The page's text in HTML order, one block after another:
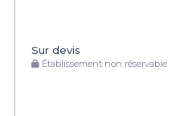
Sur devis
Établissement non réservable